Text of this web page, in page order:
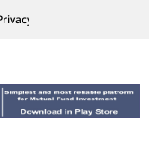
Policy